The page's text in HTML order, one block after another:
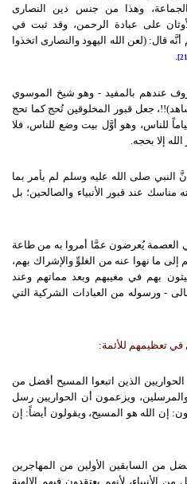
وهذا من جنس دين النصارى
على عبادة الرحمن، وقد ثبت في
قال: (لعن الله اليهود والنصارى اتخذوا
.
عندهم بالمفيد - وهو شيخ الموسوي
جعل قبور المخلوقين تُحج كما تحج
للناس، وهو أوَّل بيت وضع للناس، فلا
إلا بحجه.
النبي صلى الله عليه وسلم لم يأمر بما
عند قبور الأنبياء والصالحين؛ بل
العصمة يُعرضون عمَّا أمروا به من طاعة
إلى ما نهوا عنه من الغلوِّ والإشراك بهم،
بهم في مغيبهم وبعد مماتهم وعند
- ورسوله من العبادات الشركية التي
في تعظيمهم للأئمة:
الذين اتبعوا المسيح أفضل من
ويزعمون أن الحواريين رسل
إن الله هو المسيح، ويقولون أيضاً: إن
من السابقين الأولين من المهاجرين
الأنبياء، لأنهم يعتقدون فيهم الإلهية